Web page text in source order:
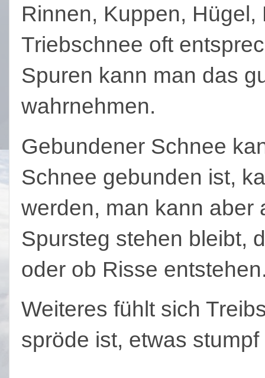
Rinnen, Kuppen,
Triebschnee oft
Spuren kann man das
wahrnehmen.
Gebundener Schnee
Schnee gebunden ist,
werden, man kann aber
Spursteg stehen bleibt,
oder ob Risse
Weiteres fühlt sich
spröde ist, etwas stumpf